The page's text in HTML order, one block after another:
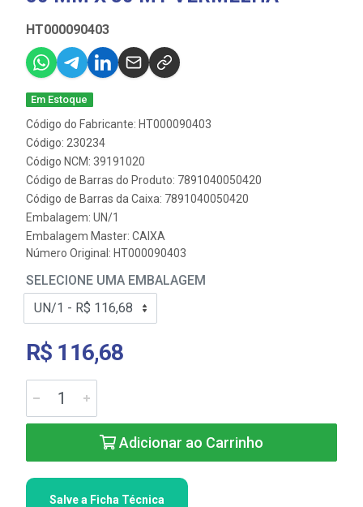
HT000090403
Em Estoque
Código do Fabricante: HT000090403
Código: 230234
Código NCM: 39191020
Código de Barras do Produto: 7891040050420
Código de Barras da Caixa: 7891040050420
Embalagem: UN/1
Embalagem Master: CAIXA
Número Original: HT000090403
SELECIONE UMA EMBALAGEM
R$ 116,68
Adicionar ao Carrinho
Salve a Ficha Técnica